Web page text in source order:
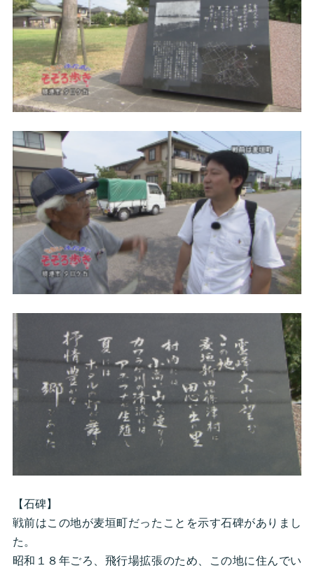
【石碑】
戦前はこの地が麦垣町だったことを示す石碑がありまし
た。
昭和１８年ごろ、飛行場拡張のため、この地に住んでい